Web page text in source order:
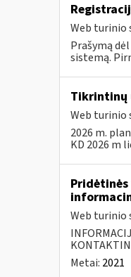
Web turinio
Prašymą
sistemą.
Tikrintinų
Web turinio
2026 m.
KD 2026 m
Web turinio
Metai: 2021